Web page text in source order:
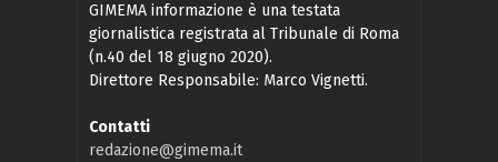
GIMEMA informazione è una testata
giornalistica registrata al Tribunale di Roma
(n.40 del 18 giugno 2020).
Direttore Responsabile: Marco Vignetti.
Contatti
redazione@gimema.it